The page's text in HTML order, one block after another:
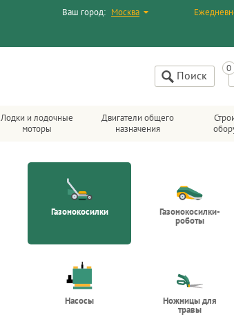
Ваш город: Москва
Поиск
Лодки и лодочные
моторы
Двигатели общего
назначения
Газонокосилки Газонокосилки-
роботы
Насосы Ножницы для
травы